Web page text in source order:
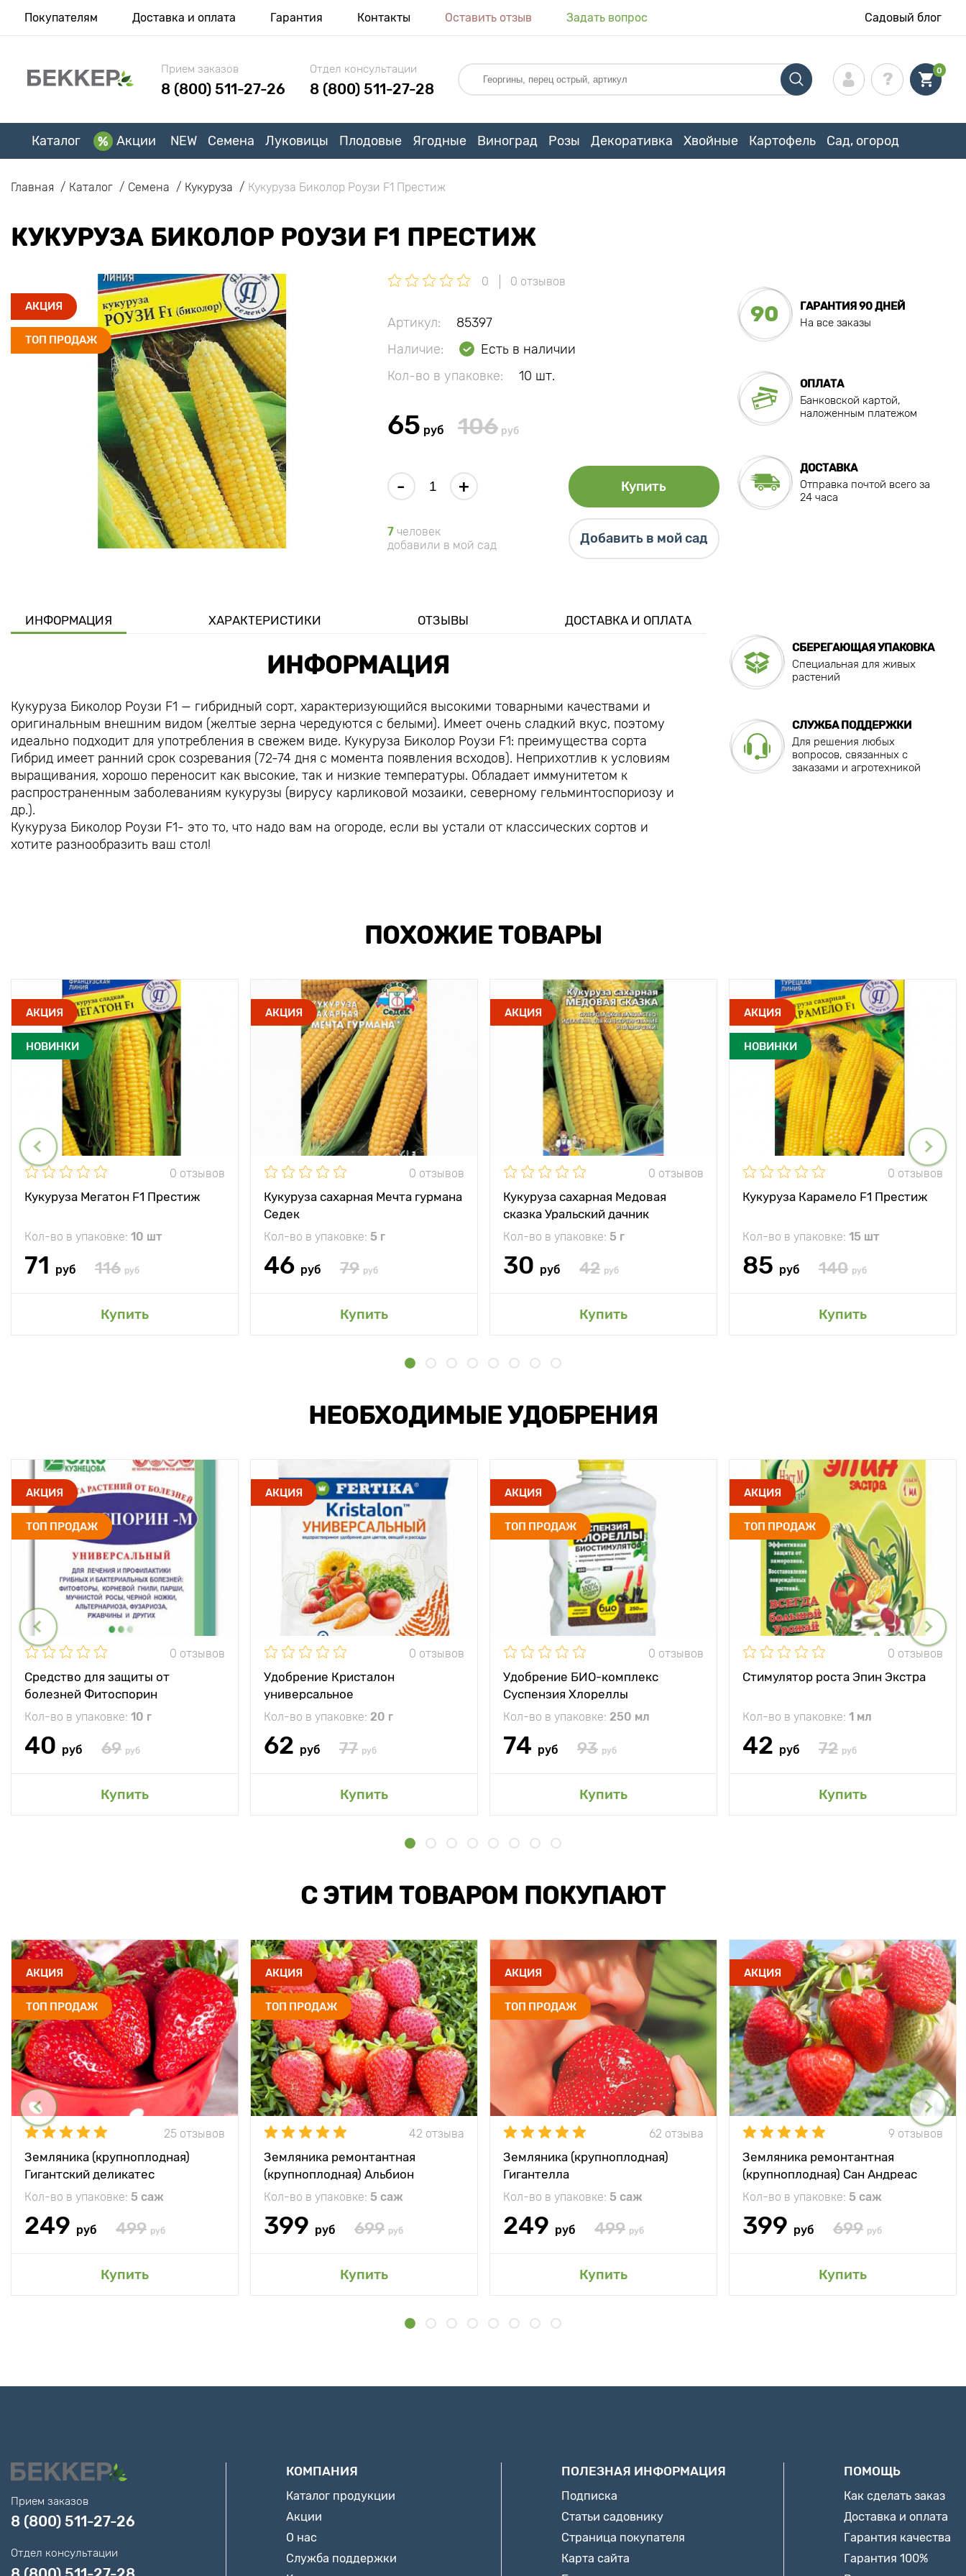
Покупателям Доставка и оплата Гарантия Контакты Оставить отзыв Задать вопрос Садовый блог
Прием заказов
8 (800) 511-27-26
Отдел консультации
8 (800) 511-27-28
0
Каталог Акции NEW Семена Луковицы Плодовые Ягодные Виноград Розы Декоративка Хвойные Картофель Сад, огород
Главная Каталог Семена Кукуруза Кукуруза Биколор Роузи F1 Престиж
КУКУРУЗА БИКОЛОР РОУЗИ F1 ПРЕСТИЖ
АКЦИЯ
ТОП ПРОДАЖ
0 0 отзывов
Артикул:
85397
Наличие:
Есть в наличии
Кол-во в упаковке:
10 шт.
65 руб 106 руб
- + Купить
7 человек
добавили в мой сад
Добавить в мой сад
90
ГАРАНТИЯ 90 ДНЕЙ
На все заказы
ОПЛАТА
Банковской картой,
наложенным платежом
ДОСТАВКА
Отправка почтой всего за
24 часа
ИНФОРМАЦИЯ ХАРАКТЕРИСТИКИ ОТЗЫВЫ ДОСТАВКА И ОПЛАТА
ИНФОРМАЦИЯ
Кукуруза Биколор Роузи F1 — гибридный сорт, характеризующийся высокими товарными качествами и
оригинальным внешним видом (желтые зерна чередуются с белыми). Имеет очень сладкий вкус, поэтому
идеально подходит для употребления в свежем виде. Кукуруза Биколор Роузи F1: преимущества сорта
Гибрид имеет ранний срок созревания (72-74 дня с момента появления всходов). Неприхотлив к условиям
выращивания, хорошо переносит как высокие, так и низкие температуры. Обладает иммунитетом к
распространенным заболеваниям кукурузы (вирусу карликовой мозаики, северному гельминтоспориозу и
др.).
Кукуруза Биколор Роузи F1- это то, что надо вам на огороде, если вы устали от классических сортов и
хотите разнообразить ваш стол!
СБЕРЕГАЮЩАЯ УПАКОВКА
Специальная для живых
растений
СЛУЖБА ПОДДЕРЖКИ
Для решения любых
вопросов, связанных с
заказами и агротехникой
ПОХОЖИЕ ТОВАРЫ
АКЦИЯ
НОВИНКИ
0 отзывов
Кукуруза Мегатон F1 Престиж
Кол-во в упаковке: 10 шт
71 руб 116 руб
Купить
АКЦИЯ
0 отзывов
Кукуруза сахарная Мечта гурмана
Седек
Кол-во в упаковке: 5 г
46 руб 79 руб
Купить
АКЦИЯ
0 отзывов
Кукуруза сахарная Медовая
сказка Уральский дачник
Кол-во в упаковке: 5 г
30 руб 42 руб
Купить
АКЦИЯ
НОВИНКИ
0 отзывов
Кукуруза Карамело F1 Престиж
Кол-во в упаковке: 15 шт
85 руб 140 руб
Купить
НЕОБХОДИМЫЕ УДОБРЕНИЯ
АКЦИЯ
ТОП ПРОДАЖ
0 отзывов
Средство для защиты от
болезней Фитоспорин
Кол-во в упаковке: 10 г
40 руб 69 руб
Купить
АКЦИЯ
0 отзывов
Удобрение Кристалон
универсальное
Кол-во в упаковке: 20 г
62 руб 77 руб
Купить
АКЦИЯ
ТОП ПРОДАЖ
0 отзывов
Удобрение БИО-комплекс
Суспензия Хлореллы
Кол-во в упаковке: 250 мл
74 руб 93 руб
Купить
АКЦИЯ
ТОП ПРОДАЖ
0 отзывов
Стимулятор роста Эпин Экстра
Кол-во в упаковке: 1 мл
42 руб 72 руб
Купить
С ЭТИМ ТОВАРОМ ПОКУПАЮТ
АКЦИЯ
ТОП ПРОДАЖ
25 отзывов
Земляника (крупноплодная)
Гигантский деликатес
Кол-во в упаковке: 5 саж
249 руб 499 руб
Купить
АКЦИЯ
ТОП ПРОДАЖ
42 отзыва
Земляника ремонтантная
(крупноплодная) Альбион
Кол-во в упаковке: 5 саж
399 руб 699 руб
Купить
АКЦИЯ
ТОП ПРОДАЖ
62 отзыва
Земляника (крупноплодная)
Гигантелла
Кол-во в упаковке: 5 саж
249 руб 499 руб
Купить
АКЦИЯ
9 отзывов
Земляника ремонтантная
(крупноплодная) Сан Андреас
Кол-во в упаковке: 5 саж
399 руб 699 руб
Купить
Прием заказов
8 (800) 511-27-26
Отдел консультации
КОМПАНИЯ
Каталог продукции
Акции
О нас
Служба поддержки
ПОЛЕЗНАЯ ИНФОРМАЦИЯ
Подписка
Статьи садовнику
Страница покупателя
Карта сайта
ПОМОЩЬ
Как сделать заказ
Доставка и оплата
Гарантия качества
Гарантия 100%